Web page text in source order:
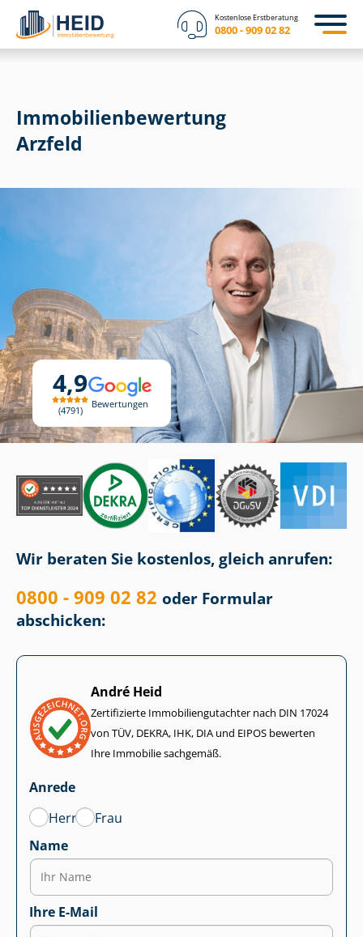
Kostenlose Erstberatung
0800 - 909 02 82
4,9
4791
Bewertungen
Immobilien­bewertung
Arzfeld
Wir beraten Sie kostenlos, gleich anrufen:
0800 - 909 02 82 oder Formular
abschicken:
André Heid
Zertifizierte Im­mo­bi­li­en­gut­ach­ter nach DIN 17024
von TÜV, DEKRA, IHK, DIA und EIPOS bewerten
Ihre Immobilie sachgemäß.
Anrede
Herr
Frau
Name
Ihre E-Mail